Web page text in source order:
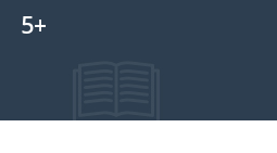
5+